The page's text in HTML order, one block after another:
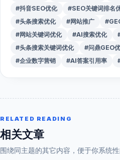
#抖音SEO优化
#SEO关键词排名
#头条搜索优化
#网站推广
#网站关键词优化
#AI搜索优化
#头条搜索关键词优化
#问鼎GEO
#企业数字营销
#AI答案引用率
RELATED READING
相关文章
围绕同主题的其它内容，便于你系统性